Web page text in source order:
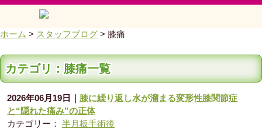
ホーム > スタッフブログ > 膝痛
カテゴリ：膝痛一覧
2026年06月19日 ｜ 膝に繰り返し水が溜まる変形性膝関節症
と“隠れた痛み”の正体
カテゴリー： 半月板手術後